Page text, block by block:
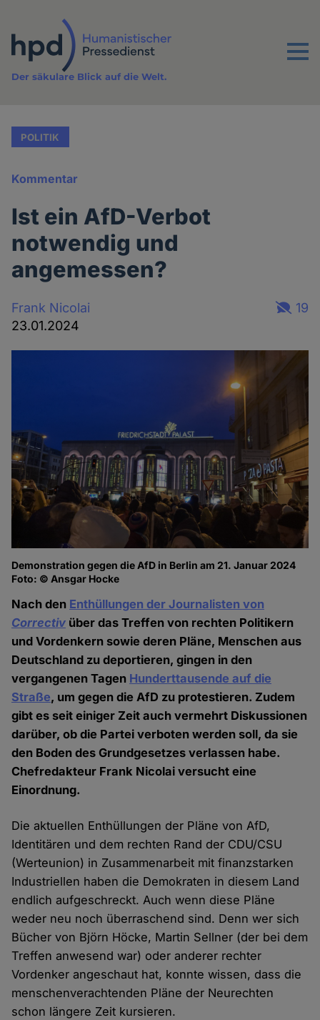
Inhalt
Menu
Der säkulare Blick auf die Welt.
POLITIK
Kommentar
Ist ein AfD-Verbot
notwendig und
angemessen?
Frank Nicolai
23.01.2024
19
Demonstration gegen die AfD in Berlin am 21. Januar 2024
Foto: © Ansgar Hocke
Nach den Enthüllungen der Journalisten von
Correctiv über das Treffen von rechten Politikern
und Vordenkern sowie deren Pläne, Menschen aus
Deutschland zu deportieren, gingen in den
vergangenen Tagen Hunderttausende auf die
Straße, um gegen die AfD zu protestieren. Zudem
gibt es seit einiger Zeit auch vermehrt Diskussionen
darüber, ob die Partei verboten werden soll, da sie
den Boden des Grundgesetzes verlassen habe.
Chefredakteur Frank Nicolai versucht eine
Einordnung.
Die aktuellen Enthüllungen der Pläne von AfD,
Identitären und dem rechten Rand der CDU/CSU
(Werteunion) in Zusammenarbeit mit finanzstarken
Industriellen haben die Demokraten in diesem Land
endlich aufgeschreckt. Auch wenn diese Pläne
weder neu noch überraschend sind. Denn wer sich
Bücher von Björn Höcke, Martin Sellner (der bei dem
Treffen anwesend war) oder anderer rechter
Vordenker angeschaut hat, konnte wissen, dass die
menschenverachtenden Pläne der Neurechten
schon längere Zeit kursieren.